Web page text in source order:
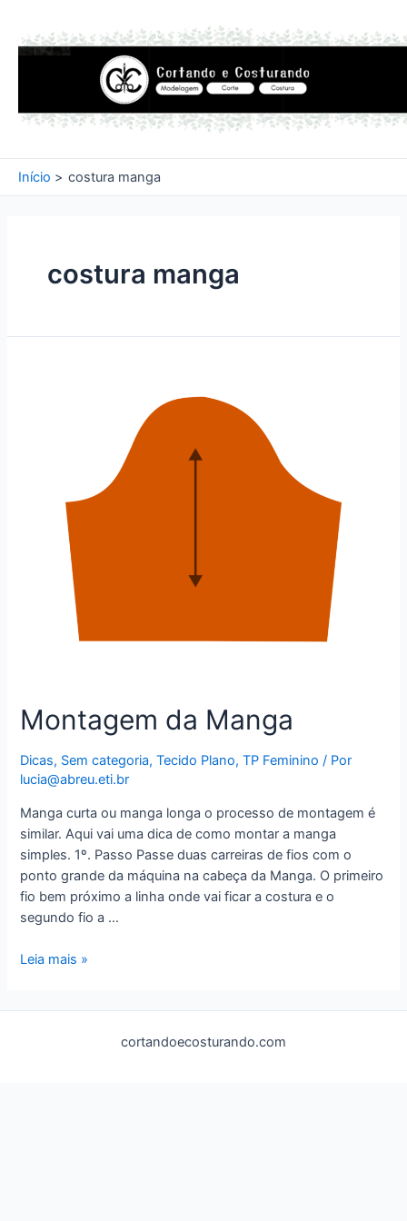
Início costura manga
costura manga
Montagem da Manga
Dicas, Sem categoria,Tecido Plano,TP Feminino / Por
lucia@abreu.eti.br
Manga curta ou manga longa o processo de montagem é
similar. Aqui vai uma dica de como montar a manga
simples. 1º. Passo Passe duas carreiras de fios com o
ponto grande da máquina na cabeça da Manga. O primeiro
fio bem próximo a linha onde vai ficar a costura e o
segundo fio a …
Montagem
Leia mais »
cortandoecosturando.com